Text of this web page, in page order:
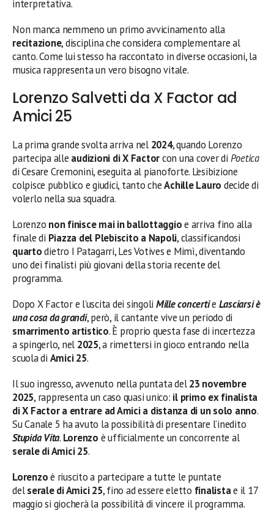
interpretativa.
Non manca nemmeno un primo avvicinamento alla
recitazione, disciplina che considera complementare al
canto. Come lui stesso ha raccontato in diverse occasioni, la
musica rappresenta un vero bisogno vitale.
Lorenzo Salvetti da X Factor ad
Amici 25
La prima grande svolta arriva nel 2024, quando Lorenzo
partecipa alle audizioni di X Factorcon una cover di Poetica
di Cesare Cremonini, eseguita al pianoforte. L’esibizione
colpisce pubblico e giudici, tanto cheAchille Lauro decide di
volerlo nella sua squadra.
Lorenzo non finisce mai in ballottaggioe arriva fino alla
finale di Piazza del Plebiscito a Napoli, classificandosi
quartodietro I Patagarri, Les Votives e Mimì, diventando
uno dei finalisti più giovani della storia recente del
programma.
Dopo X Factor e l’uscita dei singoli Mille concertie Lasciarsi è
una cosa da grandi, però, il cantante vive un periodo di
smarrimento artistico. È proprio questa fase di incertezza
a spingerlo, nel 2025, a rimettersi in gioco entrando nella
scuola di Amici 25.
Il suo ingresso, avvenuto nella puntata del23 novembre
2025, rappresenta un caso quasi unico: il primo ex finalista
di X Factor a entrare ad Amici a distanza di un solo anno.
Su Canale 5 ha avuto la possibilità di presentare l’inedito
Stupida Vita. Lorenzo è ufficialmente un concorrente al
serale di Amici 25.
Lorenzoè riuscito a partecipare a tutte le puntate
delserale di Amici 25, fino ad essere eletto finalistae il 17
maggio si giocherà la possibilità di vincere il programma.